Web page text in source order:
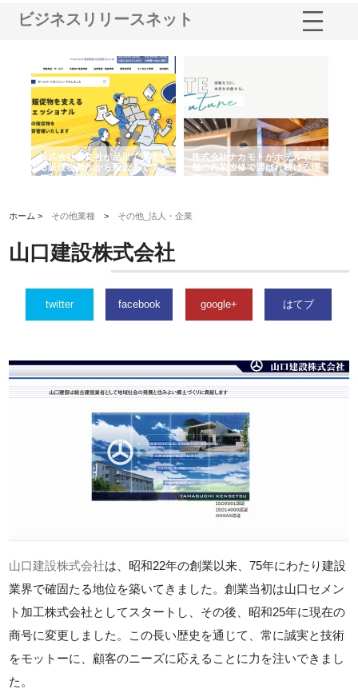
ビジネスリリースネット
株式会社耕文社が品川で実現す
る販促物製作から配送までワン
ストップ対応
株式会社ナカモトがホテルや店
舗の内装改修で選ばれ続ける理
由
ホーム > その他業種 > その他_法人・企業
山口建設株式会社
twitter facebook google+ はてブ
山口建設株式会社は、昭和22年の創業以来、75年にわたり建設
業界で確固たる地位を築いてきました。創業当初は山口セメン
ト加工株式会社としてスタートし、その後、昭和25年に現在の
商号に変更しました。この長い歴史を通じて、常に誠実と技術
をモットーに、顧客のニーズに応えることに力を注いできまし
た。